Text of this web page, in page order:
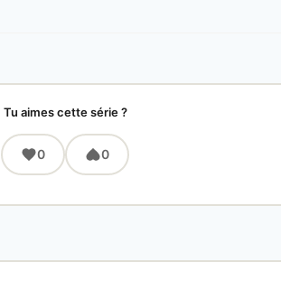
Tu aimes cette série ?
0 0